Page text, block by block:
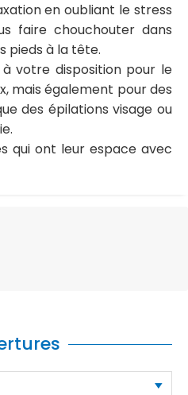
en oubliant le stress
faire chouchouter dans
pieds à la tête.
votre disposition pour le
mais également pour des
des épilations visage ou
qui ont leur espace avec